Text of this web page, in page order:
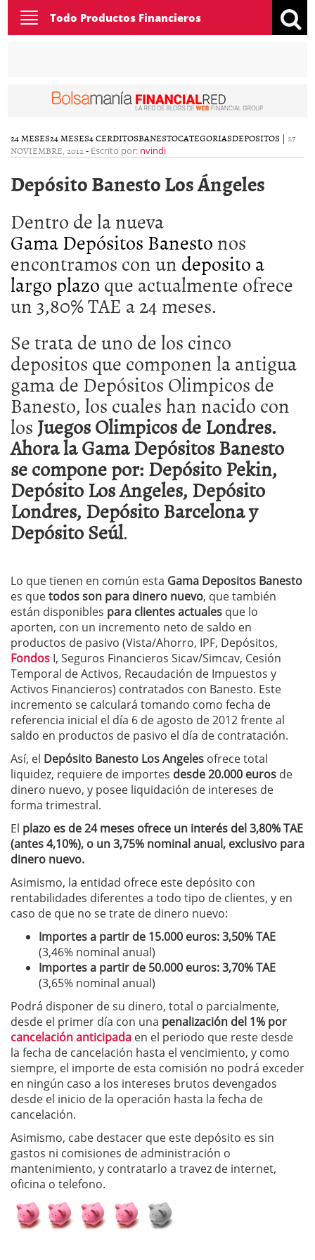
Toggle
navigation
Todo Productos Financieros
24 MESES24 MESES4 CERDITOSBANESTOCATEGORIASDEPOSITOS | 27
NOVIEMBRE, 2012- Escrito por: nvindi
Depósito Banesto Los Ángeles
Dentro de la nueva
Gama Depósitos Banestonos
encontramos con undeposito a
largo plazoque actualmente ofrece
un 3,80% TAE a 24 meses.
Se trata de uno de los cinco
depositos que componen la antigua
gama de Depósitos Olimpicos de
Banesto, los cuales han nacido con
losJuegos Olimpicos de Londres.
Ahora la Gama Depósitos Banesto
se compone por:Depósito Pekin,
Depósito Los Angeles, Depósito
Londres, Depósito Barcelona y
Depósito Seúl.
Lo que tienen en común esta Gama Depositos Banesto
es quetodos son para dinero nuevo, que también
están disponibles para clientes actuales que lo
aporten, con un incremento neto de saldo en
productos de pasivo (Vista/Ahorro, IPF, Depósitos,
Fondos I, Seguros Financieros Sicav/Simcav, Cesión
Temporal de Activos, Recaudación de Impuestos y
Activos Financieros) contratados con Banesto. Este
incremento se calculará tomando como fecha de
referencia inicial el día 6 de agosto de 2012 frente al
saldo en productos de pasivo el día de contratación.
Así, el Depósito Banesto Los Angeles ofrece total
liquidez, requiere de importes desde 20.000 euros de
dinero nuevo, y posee liquidación de intereses de
forma trimestral.
El plazo es de 24 meses ofrece un interés del3,80% TAE
(antes 4,10%), o un 3,75% nominal anual, exclusivo para
dinero nuevo.
Asimismo, la entidad ofrece este depósito con
rentabilidades diferentes a todo tipo de clientes, y en
caso de que no se trate de dinero nuevo:
Importes a partir de 15.000 euros: 3,50% TAE
(3,46% nominal anual)
Importes a partir de 50.000 euros: 3,70% TAE
(3,65% nominal anual)
Podrá disponer de su dinero, total o parcialmente,
desde el primer día con una penalización del 1% por
cancelación anticipada en el periodo que reste desde
la fecha de cancelación hasta el vencimiento, y como
siempre, el importe de esta comisión no podrá exceder
en ningún caso a los intereses brutos devengados
desde el inicio de la operación hasta la fecha de
cancelación.
Asimismo, cabe destacer que este depósito es sin
gastos ni comisiones de administración o
mantenimiento, y contratarlo a travez de internet,
oficina o telefono.